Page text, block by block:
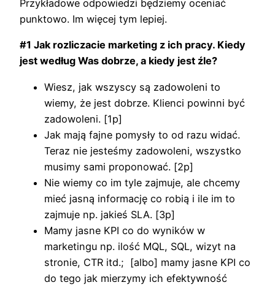
Przykładowe odpowiedzi będziemy oceniać
punktowo. Im więcej tym lepiej.
#1 Jak rozliczacie marketing z ich pracy. Kiedy
jest według Was dobrze, a kiedy jest źle?
Wiesz, jak wszyscy są zadowoleni to
wiemy, że jest dobrze. Klienci powinni być
zadowoleni. [1p]
Jak mają fajne pomysły to od razu widać.
Teraz nie jesteśmy zadowoleni, wszystko
musimy sami proponować. [2p]
Nie wiemy co im tyle zajmuje, ale chcemy
mieć jasną informację co robią i ile im to
zajmuje np. jakieś SLA. [3p]
Mamy jasne KPI co do wyników w
marketingu np. ilość MQL, SQL, wizyt na
stronie, CTR itd.; [albo] mamy jasne KPI co
do tego jak mierzymy ich efektywność